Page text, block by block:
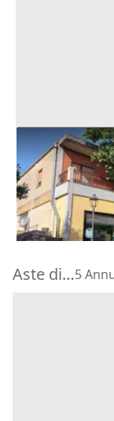
Asta Alloggio
edificio
Isili (Cagliari)
66.960 €
30/10/2026
Aste di Abitazione di Tipo Civile Tortolì5